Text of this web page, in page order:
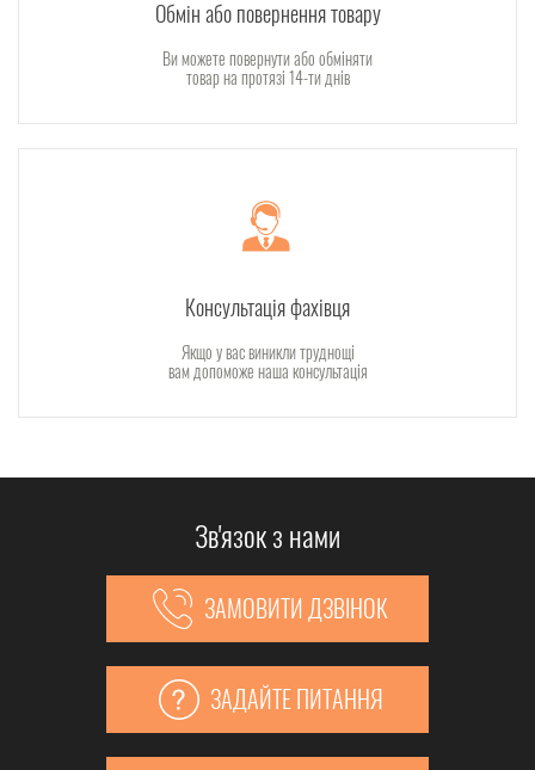
Обмін або повернення товару
Ви можете повернути або обміняти
товар на протязі 14-ти днів
Консультація фахівця
Якщо у вас виникли труднощі
вам допоможе наша консультація
Зв'язок з нами
ЗАМОВИТИ ДЗВІНОК
ЗАДАЙТЕ ПИТАННЯ